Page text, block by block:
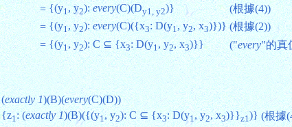
= {(y1, y2):every(C)(Dy1, y2)}
(根據(4))
= {(y1, y2):every(C)({x3: D(y1, y2, x3)})} (根據(2))
= {(y1, y2): C ⊆ {x3: D(y1, y2, x3)}} ("every"的真
(exactly 1)(B)(every(C)(D))
{z1: (exactly 1)(B)({(y1, y2): C ⊆ {x3: D(y1, y2, x3)}}z1)} (根據